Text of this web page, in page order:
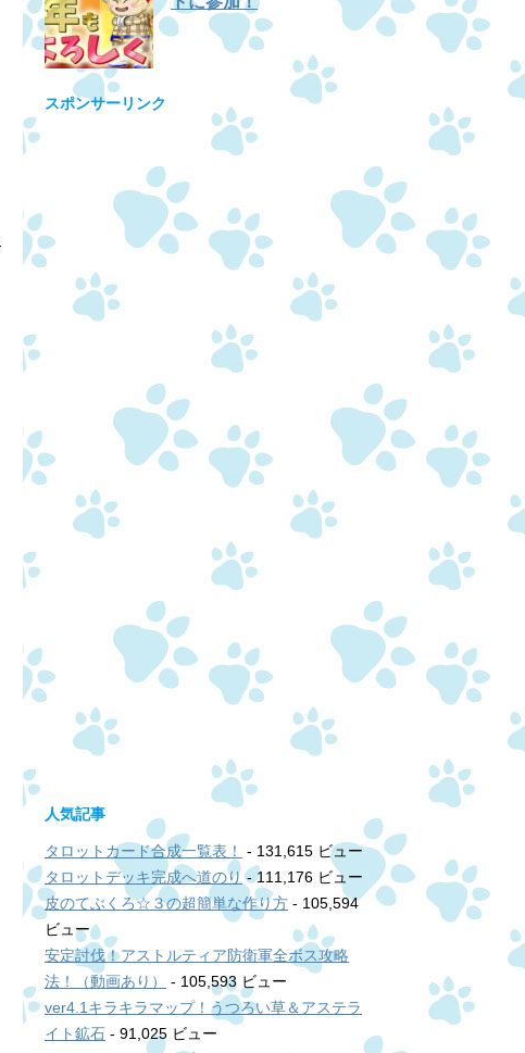
スポンサーリンク
人気記事
タロットカード合成一覧表！
- 131,615 ビュー
タロットデッキ完成へ道のり - 111,176 ビュー
皮のてぶくろ☆３の超簡単な作り方 - 105,594
ビュー
安定討伐！アストルティア防衛軍全ボス攻略
法！（動画あり）
- 105,593 ビュー
ver4.1キラキラマップ！うつろい草＆アステラ
イト鉱石 - 91,025 ビュー